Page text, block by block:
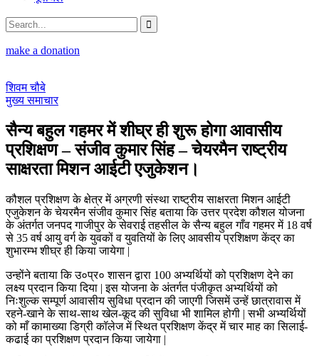
make a donation
शिवम चौबे
मुख्य समाचार
सैन्य बहुल गहमर में शीघ्र ही शुरू होगा आवासीय
प्रशिक्षण – संजीव कुमार सिंह – चेयरमैन राष्ट्रीय
साक्षरता मिशन आईटी एजुकेशन।
कौशल प्रशिक्षण के क्षेत्र में अग्रणी संस्था राष्ट्रीय साक्षरता मिशन आईटी
एजुकेशन के चेयरमैन संजीव कुमार सिंह बताया कि उत्तर प्रदेश कौशल योजना
के अंतर्गत जनपद गाजीपुर के सेवराई तहसील के सैन्य बहुल गाँव गहमर में 18 वर्ष
से 35 वर्ष आयु वर्ग के युवकों व युवतियों के लिए आवसीय प्रशिक्षण केंद्र का
शुभारम्भ शीघ्र ही किया जायेगा |
उन्होंने बताया कि उ०प्र० शासन द्वारा 100 अभ्यर्थियों को प्रशिक्षण देने का
लक्ष्य प्रदान किया दिया | इस योजना के अंतर्गत पंजीकृत अभ्यर्थियों को
निःशुल्क सम्पूर्ण आवासीय सुविधा प्रदान की जाएगी जिसमें उन्हें छात्रावास में
रहने-खाने के साथ-साथ खेल-कूद की सुविधा भी शामिल होगी | सभी अभ्यर्थियों
को माँ कामाख्या डिग्री कॉलेज में स्थित प्रशिक्षण केंद्र में चार माह का सिलाई-
कढाई का प्रशिक्षण प्रदान किया जायेगा |